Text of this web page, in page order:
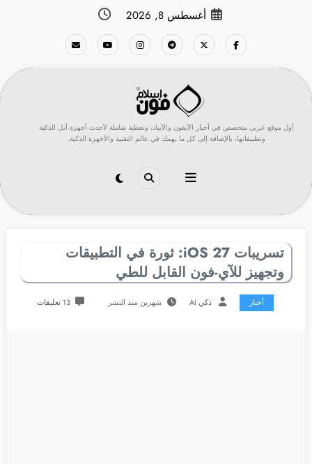
أغسطس 8, 2026
أول موقع عربي متخصص في أخبار الآيفون والآيباد، وتغطية شاملة لأحدث أجهزة أبل الذكية
وتطبيقاتها، بالإضافة إلى كل ما يهمك في عالم التقنية والأجهزة الذكية.
تسريبات iOS 27: ثورة في التطبيقات
وتجهيز للآي-فون القابل للطي
أخبار ذكي AI شهرين منذ النشر 13 تعليقات